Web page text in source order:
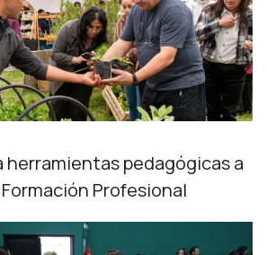
herramientas pedagógicas a
Profesional